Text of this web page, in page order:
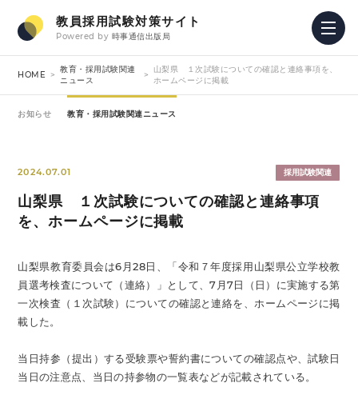
教員採用試験対策サイト
Powered by 時事通信出版局
HOME
教育・採用試験関連
ニュース
山梨県 １次試験についての確認と連絡事項を、
ホームページに掲載
お知らせ 教育・採用試験関連ニュース
2024.07.01 採用試験関連
山梨県 １次試験についての確認と連絡事項
を、ホームページに掲載
山梨県教育委員会は6月28日、「令和７年度採用山梨県公立学校教
員選考検査について（連絡）」として、7月7日（日）に実施する第
一次検査（１次試験）についての確認と連絡を、ホームページに掲
載した。
当日持参（提出）する受験票や誓約書についての確認点や、試験日
当日の注意点、当日の持参物の一覧表などが記載されている。